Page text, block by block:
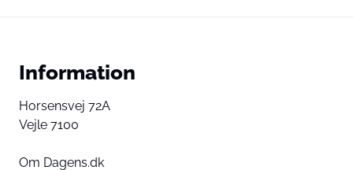
Information
Horsensvej 72A
Vejle 7100
Om Dagens.dk